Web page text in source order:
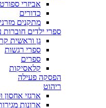
אביזרי
כדורים
מתקנים
ספרי ילדים חוברות
גן וראשית
ספרי רגשות
ספרים
קלאסיקות
הפסקה פעילה
ריהוט
ארגזי אחסון
ארונות